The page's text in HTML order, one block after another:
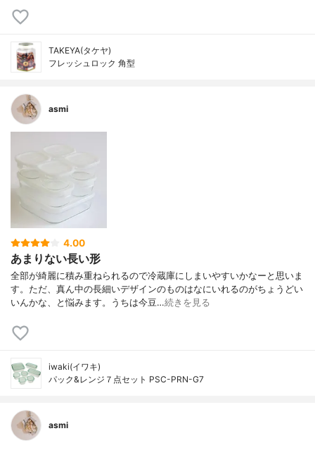
TAKEYA(タケヤ)
フレッシュロック 角型
asmi
4.00
あまりない長い形
全部が綺麗に積み重ねられるので冷蔵庫にしまいやすいかなーと思いま
す。ただ、真ん中の長細いデザインのものはなにいれるのがちょうどい
いんかな、と悩みます。うちは今豆…続きを見る
iwaki(イワキ)
パック&レンジ７点セット PSC-PRN-G7
asmi